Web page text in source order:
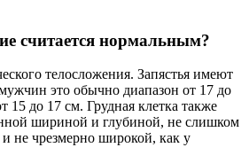
считается нормальным?
телосложения. Запястья имеют
это обычно диапазон от 17 до
до 17 см. Грудная клетка также
шириной и глубиной, не слишком
и не чрезмерно широкой, как у